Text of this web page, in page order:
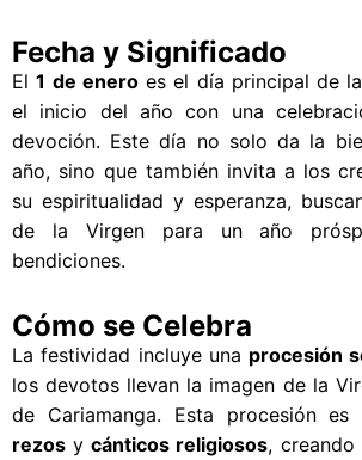
Fecha y Significado
El1 de eneroes el día principal de
el inicio del año con una
devoción. Este día no solo da la
año, sino que también invita a los
su espiritualidad y esperanza,
de la Virgen para un año
bendiciones.
Cómo se Celebra
La festividad incluye una procesión
los devotos llevan la imagen de la
de Cariamanga. Esta procesión es
rezos ycánticos religiosos, creando